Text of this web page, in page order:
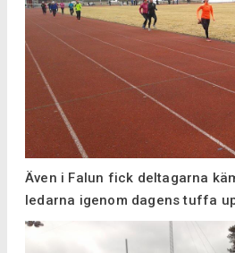
Även i Falun fick deltagarna
ledarna igenom dagens tuffa